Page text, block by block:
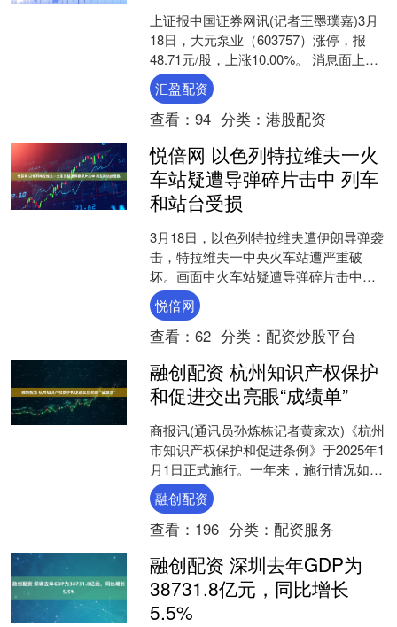
上证报中国证券网讯(记者王墨璞嘉)3月
18日，大元泵业（603757）涨停，报
48.71元/股，上涨10.00%。 消息面上，3
月17日，大元菲律宾经销商代表团....
汇盈配资
查看： 94 分类： 港股配资
悦倍网 以色列特拉维夫一火
车站疑遭导弹碎片击中 列车
和站台受损
3月18日，以色列特拉维夫遭伊朗导弹袭
击，特拉维夫一中央火车站遭严重破
坏。画面中火车站疑遭导弹碎片击中，
站台和列车受损，现场一片狼藉。报道
称，当日伊朗向特拉维夫....
悦倍网
查看： 62 分类： 配资炒股平台
融创配资 杭州知识产权保护
和促进交出亮眼“成绩单”
商报讯(通讯员孙炼栋记者黄家欢)《杭州
市知识产权保护和促进条例》于2025年1
月1日正式施行。一年来，施行情况如
何？日前举行的市十四届人大常委会第
62次主任会议....
融创配资
查看： 196 分类： 配资服务
融创配资 深圳去年GDP为
38731.8亿元，同比增长
5.5%